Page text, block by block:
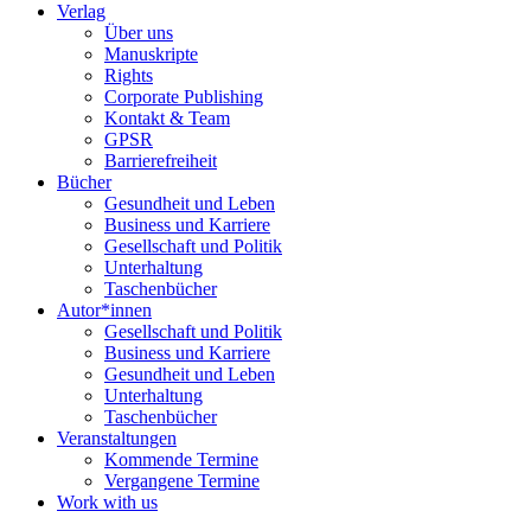
Verlag
Über uns
Manuskripte
Rights
Corporate Publishing
Kontakt & Team
GPSR
Barrierefreiheit
Bücher
Gesundheit und Leben
Business und Karriere
Gesellschaft und Politik
Unterhaltung
Taschenbücher
Autor*innen
Gesellschaft und Politik
Business und Karriere
Gesundheit und Leben
Unterhaltung
Taschenbücher
Veranstaltungen
Kommende Termine
Vergangene Termine
Work with us